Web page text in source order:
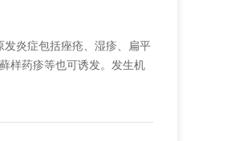
炎症包括痤疮、湿疹、扁平
样药疹等也可诱发。发生机